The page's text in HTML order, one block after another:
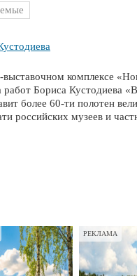
выставочном комплексе
Бориса Кустодиева
более 60-ти полотен
российских музеев и
РЕКЛАМА